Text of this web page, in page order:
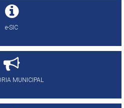
e-SIC
MUNICIPAL